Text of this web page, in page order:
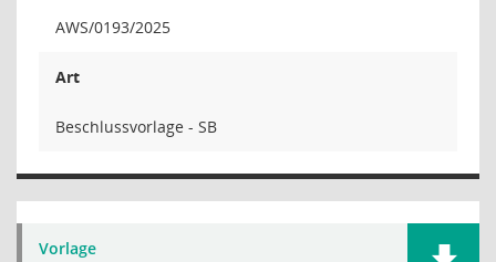
AWS/0193/2025
Art
Beschlussvorlage - SB
Vorlage